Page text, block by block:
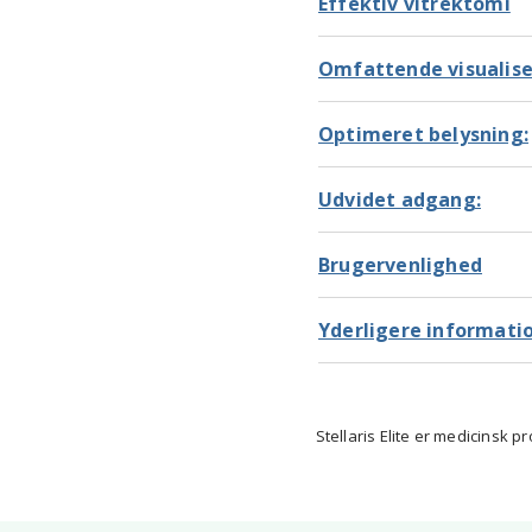
Omfattende
Optimeret belysning:
Udvidet adgang:
Brugervenlighed
Yderligere
Stellaris Elite er medicinsk